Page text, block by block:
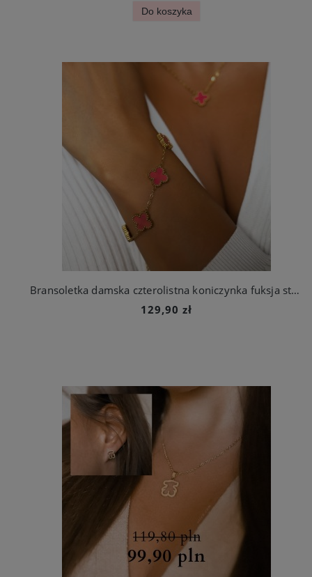
Do koszyka
Bransoletka damska czterolistna koniczynka fuksja stal szlachetna
129,90 zł